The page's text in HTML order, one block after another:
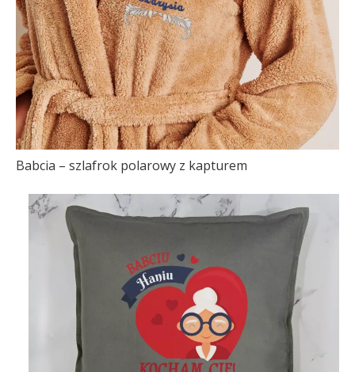
Babcia – szlafrok polarowy z kapturem